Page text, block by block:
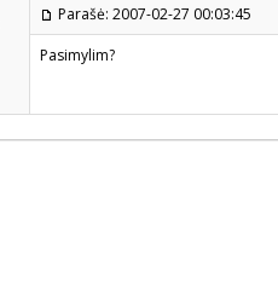
Parašė: 2007-02-27 00:03:45
Pasimylim?